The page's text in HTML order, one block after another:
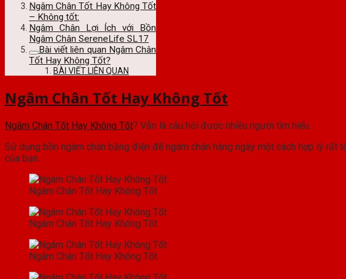
Ngâm Chân Tốt Hay Không Tốt
– Không tốt:
Ngâm Chân Lợi Ích với Bồn
Ngâm Chân SereneLife SL17
Bài viết liên quan Ngâm Chân
Tốt Hay Không Tốt?
BÀI VIẾT LIÊN QUAN
Ngâm Chân Tốt Hay Không Tốt
Ngâm Chân Tốt Hay Không Tốt? Vẫn là câu hỏi được nhiều người tìm hiểu.
Sử dụng bồn ngâm chân bằng điện để ngâm chân hàng ngày một cách hợp lý
của bạn.
Ngâm Chân Tốt Hay Không Tốt
Ngâm Chân Tốt Hay Không Tốt
Ngâm Chân Tốt Hay Không Tốt